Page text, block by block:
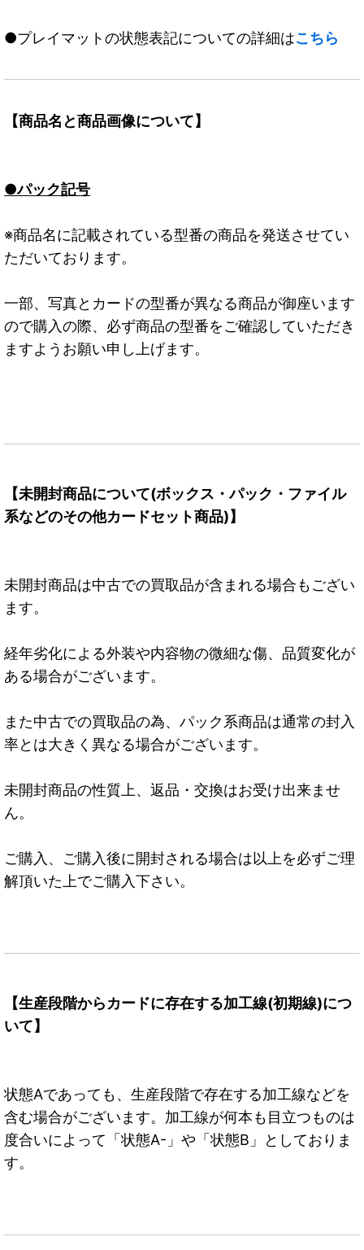
●プレイマットの状態表記についての詳細はこちら
【商品名と商品画像について】
●パック記号
※商品名に記載されている型番の商品を発送させてい
ただいております。
一部、写真とカードの型番が異なる商品が御座います
ので購入の際、必ず商品の型番をご確認していただき
ますようお願い申し上げます。
【未開封商品について(ボックス・パック・ファイル
系などのその他カードセット商品)】
未開封商品は中古での買取品が含まれる場合もござい
ます。
経年劣化による外装や内容物の微細な傷、品質変化が
ある場合がございます。
また中古での買取品の為、パック系商品は通常の封入
率とは大きく異なる場合がございます。
未開封商品の性質上、返品・交換はお受け出来ませ
ん。
ご購入、ご購入後に開封される場合は以上を必ずご理
解頂いた上でご購入下さい。
【生産段階からカードに存在する加工線(初期線)につ
いて】
状態Aであっても、生産段階で存在する加工線などを
含む場合がございます。加工線が何本も目立つものは
度合いによって「状態A-」や「状態B」としておりま
す。